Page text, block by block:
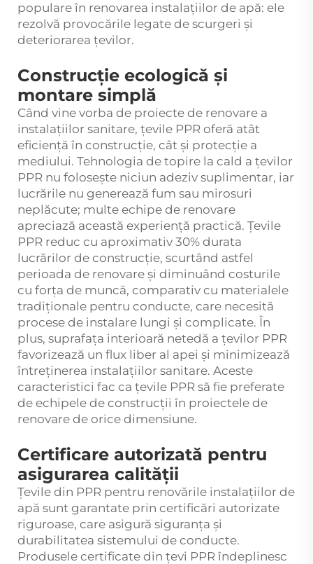
populare în renovarea instalațiilor de apă: ele
rezolvă provocările legate de scurgeri și
deteriorarea țevilor.
Construcție ecologică și
montare simplă
Când vine vorba de proiecte de renovare a
instalațiilor sanitare, țevile PPR oferă atât
eficiență în construcție, cât și protecție a
mediului. Tehnologia de topire la cald a țevilor
PPR nu folosește niciun adeziv suplimentar, iar
lucrările nu generează fum sau mirosuri
neplăcute; multe echipe de renovare
apreciază această experiență practică. Țevile
PPR reduc cu aproximativ 30% durata
lucrărilor de construcție, scurtând astfel
perioada de renovare și diminuând costurile
cu forța de muncă, comparativ cu materialele
tradiționale pentru conducte, care necesită
procese de instalare lungi și complicate. În
plus, suprafața interioară netedă a țevilor PPR
favorizează un flux liber al apei și minimizează
întreținerea instalațiilor sanitare. Aceste
caracteristici fac ca țevile PPR să fie preferate
de echipele de construcții în proiectele de
renovare de orice dimensiune.
Certificare autorizată pentru
asigurarea calității
Țevile din PPR pentru renovările instalațiilor de
apă sunt garantate prin certificări autorizate
riguroase, care asigură siguranța și
durabilitatea sistemului de conducte.
Produsele certificate din țevi PPR îndeplinesc